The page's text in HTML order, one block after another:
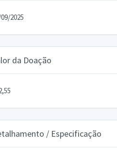
2025
da Doação
/ Especificação